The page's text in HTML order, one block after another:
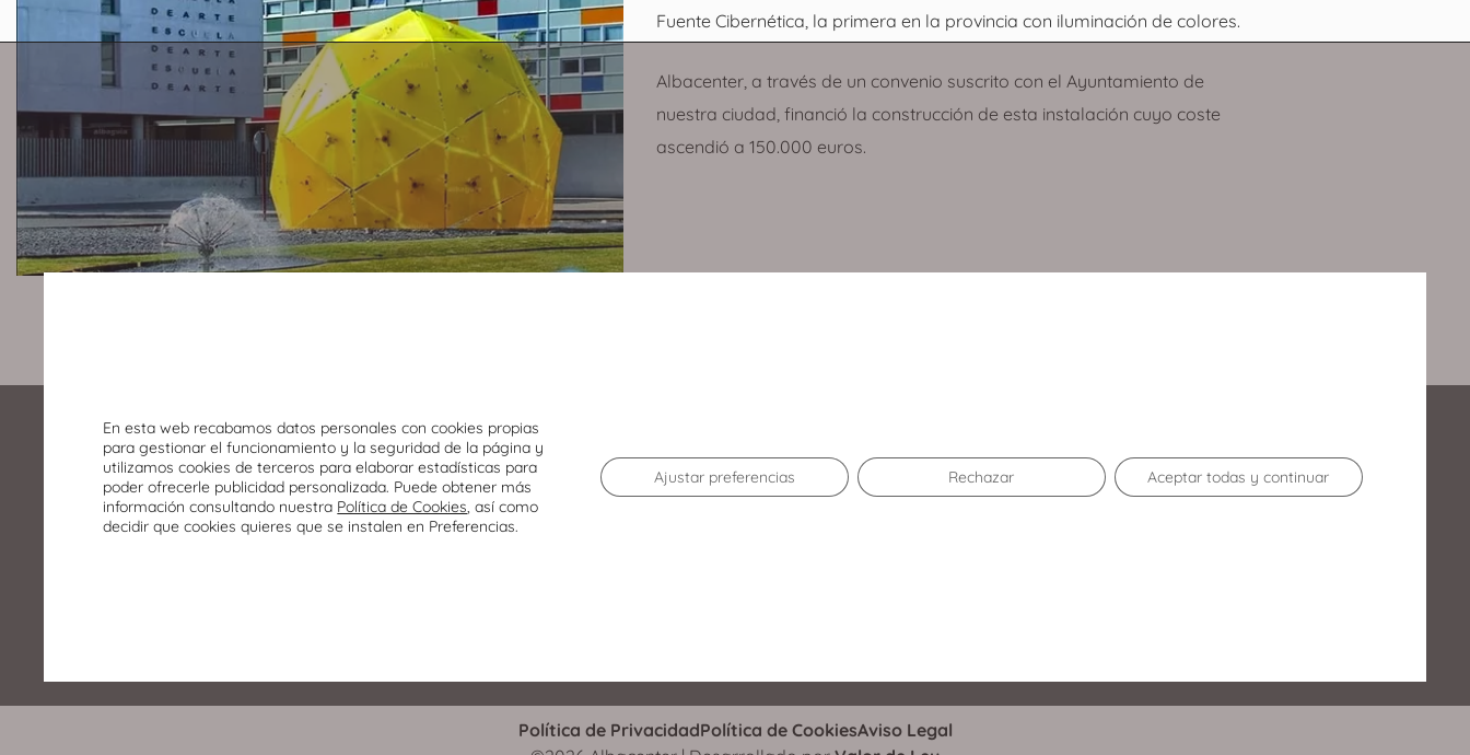
Fuente Cibernética, la primera en la provincia con iluminación de colores.
Albacenter, a través de un convenio suscrito con el Ayuntamiento de
nuestra ciudad, financió la construcción de esta instalación cuyo coste
ascendió a 150.000 euros.
El Centro Enlaces de Interés
Política de PrivacidadPolítica de CookiesAviso Legal
En esta web recabamos datos personales con cookies propias
para gestionar el funcionamiento y la seguridad de la página y
utilizamos cookies de terceros para elaborar estadísticas para
poder ofrecerle publicidad personalizada. Puede obtener más
información consultando nuestra Política de Cookies, así como
decidir que cookies quieres que se instalen en Preferencias.
Aceptar todas y continuar
Rechazar
Ajustar preferencias